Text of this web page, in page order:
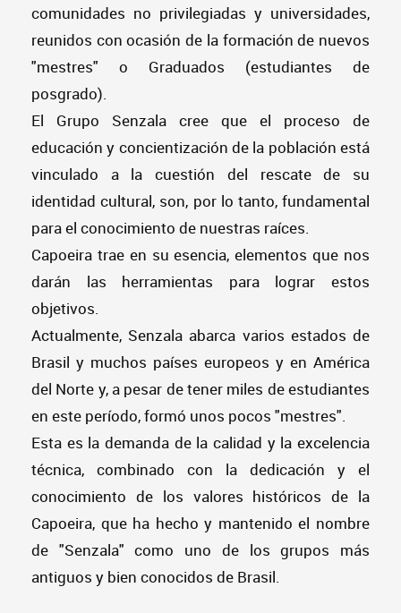
comunidades no privilegiadas y universidades,
reunidos con ocasión de la formación de nuevos
"mestres" o Graduados (estudiantes de
posgrado).
El Grupo Senzala cree que el proceso de
educación y concientización de la población está
vinculado a la cuestión del rescate de su
identidad cultural, son, por lo tanto, fundamental
para el conocimiento de nuestras raíces.
Capoeira trae en su esencia, elementos que nos
darán las herramientas para lograr estos
objetivos.
Actualmente, Senzala abarca varios estados de
Brasil y muchos países europeos y en América
del Norte y, a pesar de tener miles de estudiantes
en este período, formó unos pocos "mestres".
Esta es la demanda de la calidad y la excelencia
técnica, combinado con la dedicación y el
conocimiento de los valores históricos de la
Capoeira, que ha hecho y mantenido el nombre
de "Senzala" como uno de los grupos más
antiguos y bien conocidos de Brasil.